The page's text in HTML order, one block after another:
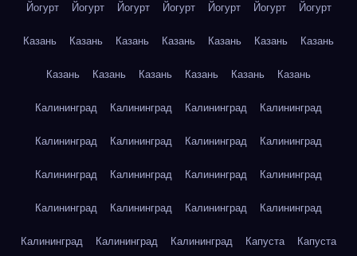
Йогурт Йогурт Йогурт Йогурт Йогурт Йогурт Йогурт
Казань Казань Казань Казань Казань Казань Казань
Казань Казань Казань Казань Казань Казань
Калининград Калининград Калининград Калининград
Калининград Калининград Калининград Калининград
Калининград Калининград Калининград Калининград
Калининград Калининград Калининград Калининград
Калининград Калининград Калининград Капуста Капуста